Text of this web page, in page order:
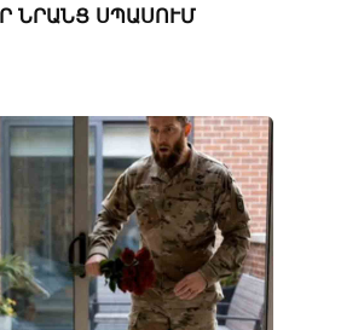
ՆՐԱՆՑ ՍՊԱՍՈՒՄ